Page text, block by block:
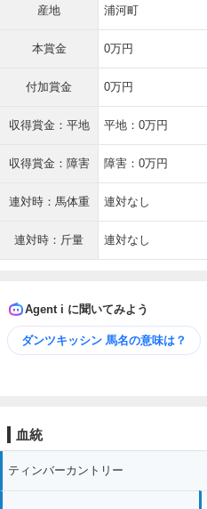
産地 浦河町
本賞金 0万円
付加賞金 0万円
収得賞金：平地 平地：0万円
収得賞金：障害 障害：0万円
連対時：馬体重 連対なし
連対時：斤量 連対なし
Agent i に聞いてみよう
ダンツキッシン 馬名の意味は？
血統
ティンバーカントリー